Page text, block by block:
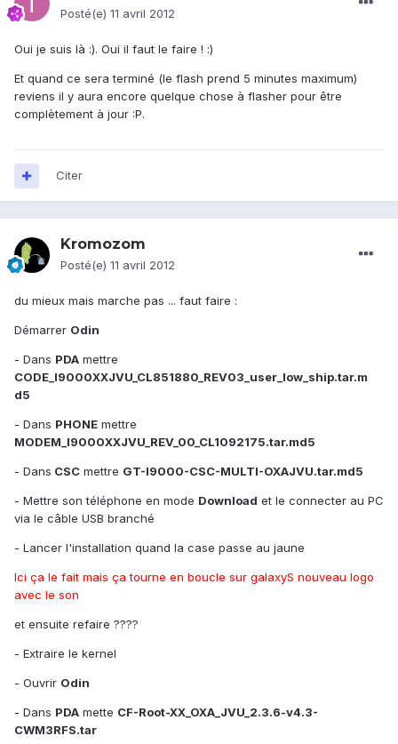
Posté(e) 11 avril 2012
Oui je suis là :). Oui il faut le faire ! :)
Et quand ce sera terminé (le flash prend 5 minutes maximum)
reviens il y aura encore quelque chose à flasher pour être
complètement à jour :P.
Citer
Kromozom
Posté(e) 11 avril 2012
du mieux mais marche pas ... faut faire :
Démarrer Odin
- Dans PDA mettre
CODE_I9000XXJVU_CL851880_REV03_user_low_ship.tar.m
d5
- Dans PHONE mettre
MODEM_I9000XXJVU_REV_00_CL1092175.tar.md5
- Dans CSC mettre GT-I9000-CSC-MULTI-OXAJVU.tar.md5
- Mettre son téléphone en mode Download et le connecter au PC
via le câble USB branché
- Lancer l'installation quand la case passe au jaune
Ici ça le fait mais ça tourne en boucle sur galaxyS nouveau logo
avec le son
et ensuite refaire ????
- Extraire le kernel
- Ouvrir Odin
- Dans PDA mette CF-Root-XX_OXA_JVU_2.3.6-v4.3-
CWM3RFS.tar